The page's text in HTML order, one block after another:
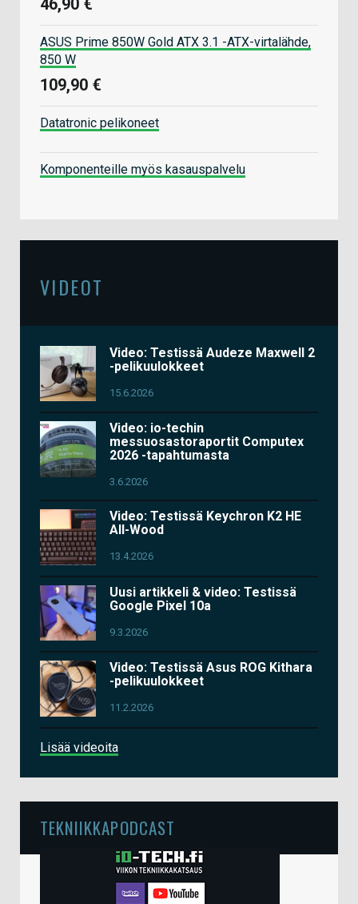
ASUS Prime 850W Gold ATX 3.1 -ATX-virtalähde,
850 W
109,90 €
Datatronic pelikoneet
Komponenteille myös kasauspalvelu
VIDEOT
Video: Testissä Audeze Maxwell 2
-pelikuulokkeet
15.6.2026
Video: io-techin
messuosastoraportit Computex
2026 -tapahtumasta
3.6.2026
Video: Testissä Keychron K2 HE
All-Wood
13.4.2026
Uusi artikkeli & video: Testissä
Google Pixel 10a
9.3.2026
Video: Testissä Asus ROG Kithara
-pelikuulokkeet
11.2.2026
Lisää videoita
TEKNIIKKAPODCAST